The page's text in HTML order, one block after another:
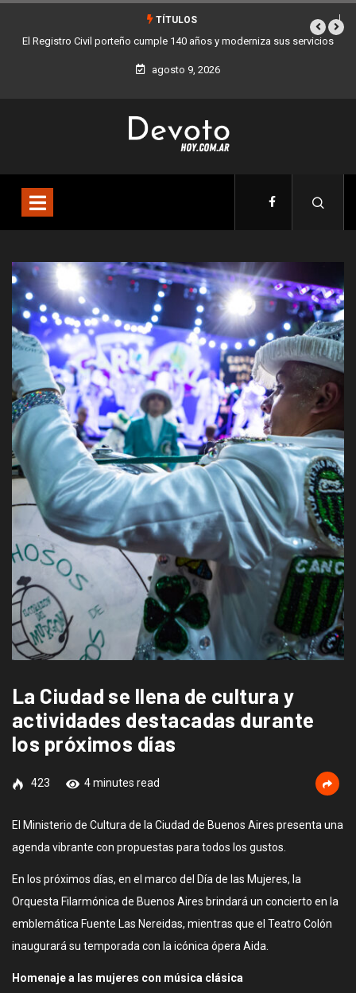
TÍTULOS
Buenos Aires sumó 12 nuevos Bares Notables y ya son 90 en toda
la Ciudad
agosto 9, 2026
La Ciudad se llena de cultura y
actividades destacadas durante
los próximos días
423 4 minutes read
El Ministerio de Cultura de la Ciudad de Buenos Aires presenta una
agenda vibrante con propuestas para todos los gustos.
En los próximos días, en el marco del Día de las Mujeres, la
Orquesta Filarmónica de Buenos Aires brindará un concierto en la
emblemática Fuente Las Nereidas, mientras que el Teatro Colón
inaugurará su temporada con la icónica ópera Aida.
Homenaje a las mujeres con música clásica